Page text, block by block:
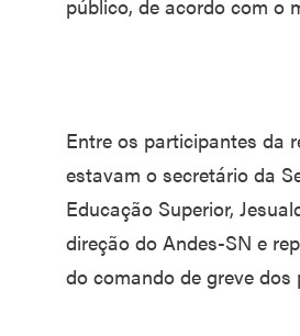
público, de acordo com o
Entre os participantes da
estavam o secretário da
Educação Superior,
direção do Andes-SN e
do comando de greve dos